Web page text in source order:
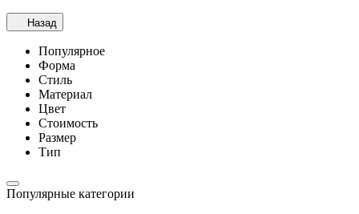
Назад
Популярное
Форма
Стиль
Материал
Цвет
Стоимость
Размер
Тип
Популярные категории